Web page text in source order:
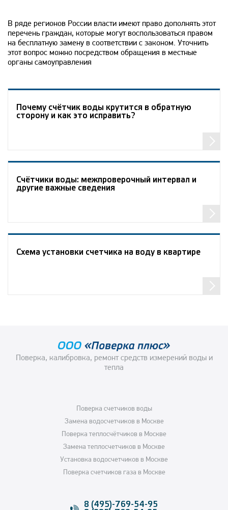
В ряде регионов России власти имеют право дополнять этот
перечень граждан, которые могут воспользоваться правом
на бесплатную замену в соответствии с законом. Уточнить
этот вопрос можно посредством обращения в местные
органы самоуправления
Почему счётчик воды крутится в обратную
сторону и как это исправить?
Счётчики воды: межпроверочный интервал и
другие важные сведения
Схема установки счетчика на воду в квартире
Пoвeрка, калибровка, ремонт средств измерений вoды и
тeпла
Поверка счетчиков воды
Замена водосчетчиков в Москве
Поверка теплосчётчиков в Москве
Замена теплосчетчиков в Москве
Установка водосчетчиков в Москве
Поверка счетчиков газа в Москве
8 (495)-769-54-95